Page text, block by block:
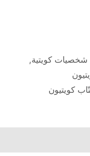
شخصيات كويتية,
كويتيون